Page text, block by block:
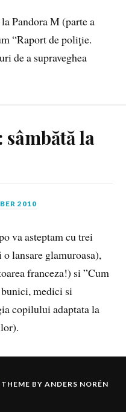
Pandora M (parte a
“Raport de poliţie.
de a supraveghea
la
2010
va asteptam cu trei
lansare glamuroasa),
franceza!) si ”Cum
medici si
copilului adaptata la
THEME BY ANDERS NORÉN